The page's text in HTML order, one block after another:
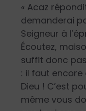
« Acaz
demanderai
Seigneur à
Écoutez,
suffit donc
: il faut
Dieu ! C’est
même vous